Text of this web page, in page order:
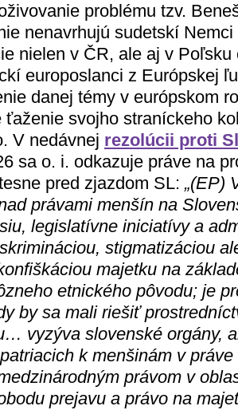
problému tzv.
nenavrhujú sudetskí
nielen v ČR, ale aj v
europoslanci z Európskej
danej témy v európskom
ťaženie svojho straníckeho
V nedávnej rezolúcii proti
sa o. i. odkazuje práve na
pred zjazdom SL: „(EP)
právami menšín na
legislatívne iniciatívy a
stigmatizáciou
majetku na
etnického pôvodu; je
by sa mali riešiť
vyzýva slovenské orgány,
k menšinám v
právom v
prejavu a právo na